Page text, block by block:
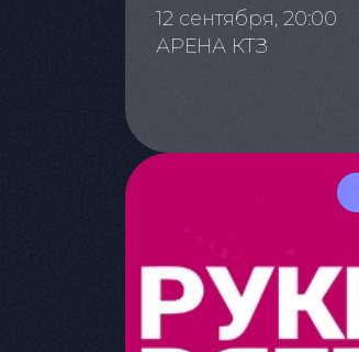
12 сентября, 20:00
АРЕНА КТЗ